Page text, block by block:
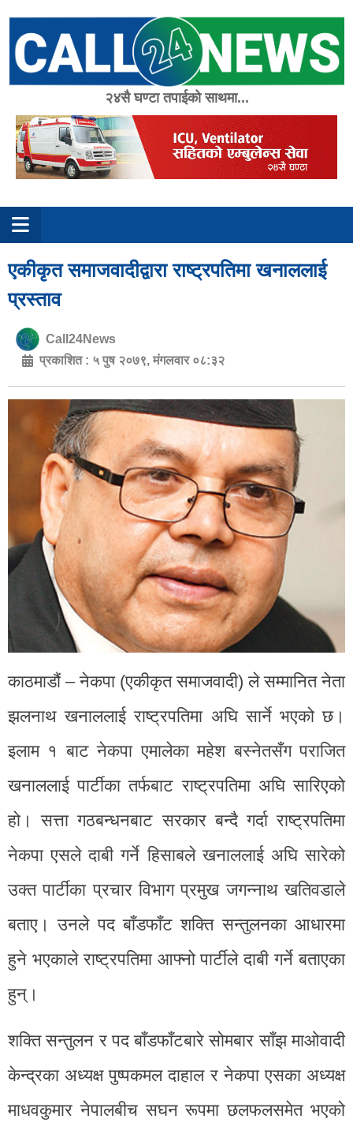
content
२४सै घण्टा तपाईको साथमा...
एकीकृत समाजवादीद्वारा राष्ट्रपतिमा खनाललाई
प्रस्ताव
Call24News
प्रकाशित : ५ पुष २०७९, मंगलवार ०८:३२
काठमाडौं – नेकपा (एकीकृत समाजवादी) ले सम्मानित नेता
झलनाथ खनाललाई राष्ट्रपतिमा अघि सार्ने भएको छ।
इलाम १ बाट नेकपा एमालेका महेश बस्नेतसँग पराजित
खनाललाई पार्टीका तर्फबाट राष्ट्रपतिमा अघि सारिएको
हो। सत्ता गठबन्धनबाट सरकार बन्दै गर्दा राष्ट्रपतिमा
नेकपा एसले दाबी गर्ने हिसाबले खनाललाई अघि सारेको
उक्त पार्टीका प्रचार विभाग प्रमुख जगन्नाथ खतिवडाले
बताए। उनले पद बाँडफाँट शक्ति सन्तुलनका आधारमा
हुने भएकाले राष्ट्रपतिमा आफ्नो पार्टीले दाबी गर्ने बताएका
हुन्।
शक्ति सन्तुलन र पद बाँडफाँटबारे सोमबार साँझ माओवादी
केन्द्रका अध्यक्ष पुष्पकमल दाहाल र नेकपा एसका अध्यक्ष
माधवकुमार नेपालबीच सघन रूपमा छलफलसमेत भएको